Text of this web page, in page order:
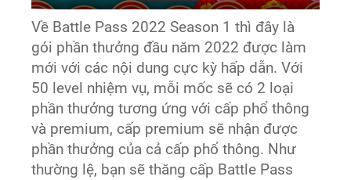
Về Battle Pass 2022 Season 1 thì đây là
gói phần thưởng đầu năm 2022 được làm
mới với các nội dung cực kỳ hấp dẫn. Với
50 level nhiệm vụ, mỗi mốc sẽ có 2 loại
phần thưởng tương ứng với cấp phổ thông
và premium, cấp premium sẽ nhận được
phần thưởng của cả cấp phổ thông. Như
thường lệ, bạn sẽ thăng cấp Battle Pass